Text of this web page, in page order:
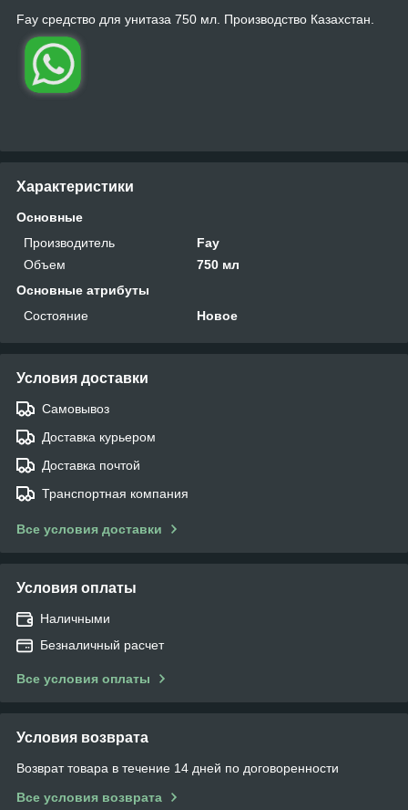
Fay средство для унитаза 750 мл. Производство Казахстан.
Характеристики
Основные
Производитель
Fay
Объем
750 мл
Основные атрибуты
Состояние
Новое
Условия доставки
Самовывоз
Доставка курьером
Доставка почтой
Транспортная компания
Все условия доставки
Условия оплаты
Наличными
Безналичный расчет
Все условия оплаты
Условия возврата
Возврат товара в течение 14 дней по договоренности
Все условия возврата